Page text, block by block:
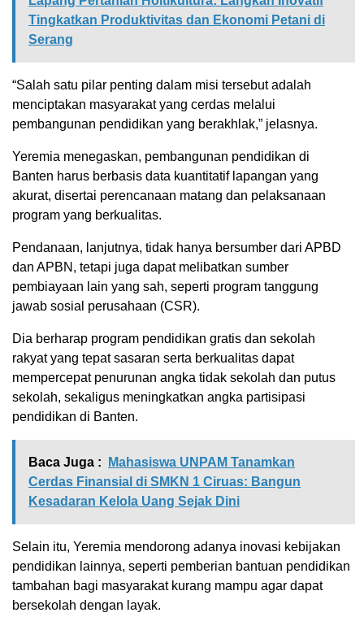
Tingkatkan Produktivitas dan Ekonomi Petani di
Serang
“Salah satu pilar penting dalam misi tersebut adalah
menciptakan masyarakat yang cerdas melalui
pembangunan pendidikan yang berakhlak,” jelasnya.
Yeremia menegaskan, pembangunan pendidikan di
Banten harus berbasis data kuantitatif lapangan yang
akurat, disertai perencanaan matang dan pelaksanaan
program yang berkualitas.
Pendanaan, lanjutnya, tidak hanya bersumber dari APBD
dan APBN, tetapi juga dapat melibatkan sumber
pembiayaan lain yang sah, seperti program tanggung
jawab sosial perusahaan (CSR).
Dia berharap program pendidikan gratis dan sekolah
rakyat yang tepat sasaran serta berkualitas dapat
mempercepat penurunan angka tidak sekolah dan putus
sekolah, sekaligus meningkatkan angka partisipasi
pendidikan di Banten.
Baca Juga :
Mahasiswa UNPAM Tanamkan
Cerdas Finansial di SMKN 1 Ciruas: Bangun
Kesadaran Kelola Uang Sejak Dini
Selain itu, Yeremia mendorong adanya inovasi kebijakan
pendidikan lainnya, seperti pemberian bantuan pendidikan
tambahan bagi masyarakat kurang mampu agar dapat
bersekolah dengan layak.